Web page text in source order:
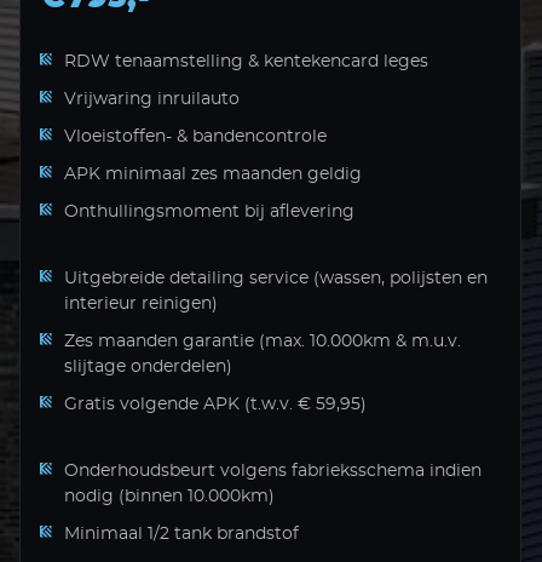
RDW tenaamstelling & kentekencard leges
Vrijwaring inruilauto
Vloeistoffen- & bandencontrole
APK minimaal zes maanden geldig
Onthullingsmoment bij aflevering
Uitgebreide detailing service (wassen, polijsten en
interieur reinigen)
Zes maanden garantie (max. 10.000km & m.u.v.
slijtage onderdelen)
Gratis volgende APK (t.w.v. € 59,95)
Onderhoudsbeurt volgens fabrieksschema indien
nodig (binnen 10.000km)
Minimaal 1/2 tank brandstof